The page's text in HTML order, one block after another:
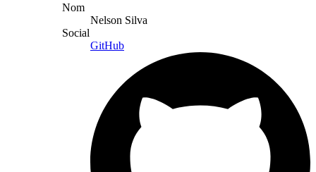
Nom
Nelson Silva
Social
GitHub